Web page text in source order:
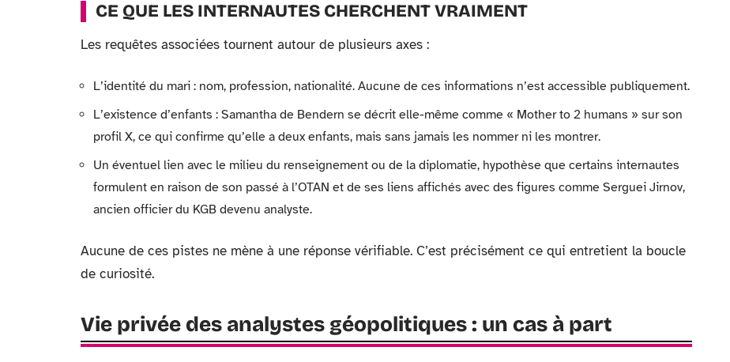
CE QUE LES INTERNAUTES CHERCHENT VRAIMENT
Les requêtes associées tournent autour de plusieurs axes :
L’identité du mari : nom, profession, nationalité. Aucune de ces informations n’est accessible publiquement.
L’existence d’enfants : Samantha de Bendern se décrit elle-même comme « Mother to 2 humans » sur son
profil X, ce qui confirme qu’elle a deux enfants, mais sans jamais les nommer ni les montrer.
Un éventuel lien avec le milieu du renseignement ou de la diplomatie, hypothèse que certains internautes
formulent en raison de son passé à l’OTAN et de ses liens affichés avec des figures comme Serguei Jirnov,
ancien officier du KGB devenu analyste.
Aucune de ces pistes ne mène à une réponse vérifiable. C’est précisément ce qui entretient la boucle
de curiosité.
Vie privée des analystes géopolitiques : un cas à part